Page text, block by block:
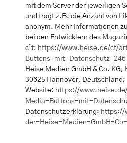
mit dem Server der jeweiligen
und fragt z.B. die Anzahl von
anonym. Mehr Informationen
bei den Entwicklern des
c’t: https://www.heise.de/ct/
Buttons-mit-Datenschutz-
Heise Medien GmbH & Co.
30625 Hannover, Deutschland;
Website: https://
Media-Buttons-mit-
Datenschutzerklärung: https://
der-Heise-Medien-GmbH-